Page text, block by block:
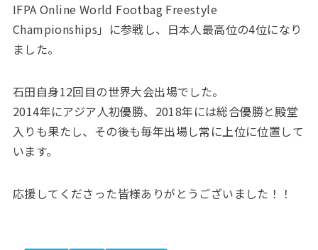
IFPA Online World Footbag Freestyle
Championships」に参戦し、日本人最高位の4位になり
ました。
石田自身12回目の世界大会出場でした。
2014年にアジア人初優勝、2018年には総合優勝と殿堂
入りも果たし、その後も毎年出場し常に上位に位置して
います。
応援してくださった皆様ありがとうございました！！